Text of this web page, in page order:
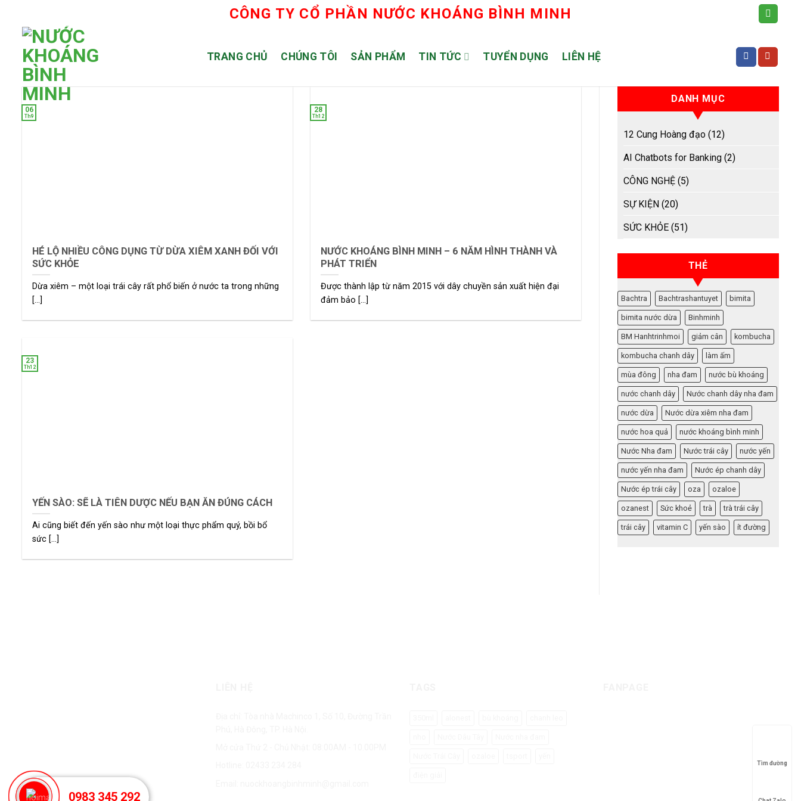
content
CÔNG TY CỔ PHẦN NƯỚC KHOÁNG BÌNH MINH
TRANG CHỦ CHÚNG TÔI SẢN PHẨM TIN TỨC TUYỂN DỤNG LIÊN HỆ
HÉ LỘ NHIỀU CÔNG DỤNG TỪ DỪA XIÊM XANH ĐỐI VỚI
SỨC KHỎE
Dừa xiêm – một loại trái cây rất phổ biến ở nước ta trong những
[...]
06
Th9
NƯỚC KHOÁNG BÌNH MINH – 6 NĂM HÌNH THÀNH VÀ
PHÁT TRIỂN
Được thành lập từ năm 2015 với dây chuyền sản xuất hiện đại
đảm bảo [...]
28
Th12
YẾN SÀO: SẼ LÀ TIÊN DƯỢC NẾU BẠN ĂN ĐÚNG CÁCH
Ai cũng biết đến yến sào như một loại thực phẩm quý, bồi bổ
sức [...]
23
Th12
DANH MỤC
12 Cung Hoàng đạo(12)
AI Chatbots for Banking(2)
CÔNG NGHỆ(5)
SỰ KIỆN(20)
SỨC KHỎE(51)
THẺ
Bachtra Bachtrashantuyet bimita
bimita nước dừa Binhminh
BM Hanhtrinhmoi giảm cân kombucha
kombucha chanh dây làm ấm
mùa đông nha đam nước bù khoáng
nước chanh dây Nước chanh dây nha đam
nước dừa Nước dừa xiêm nha đam
nước hoa quả nước khoáng bình minh
Nước Nha đam Nước trái cây nước yến
nước yến nha đam Nước ép chanh dây
Nước ép trái cây oza ozaloe
ozanest Sức khoẻ trà trà trái cây
trái cây vitamin C yến sào ít đường
0983 345 292
Tìm đường